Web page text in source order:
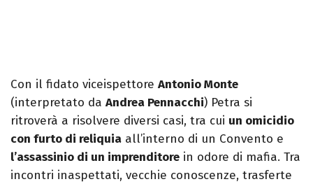
Con il fidato viceispettore Antonio Monte
(interpretato da Andrea Pennacchi) Petra si
ritroverà a risolvere diversi casi, tra cui un omicidio
con furto di reliquia all’interno di un Convento e
l’assassinio di un imprenditore in odore di mafia. Tra
incontri inaspettati, vecchie conoscenze, trasferte